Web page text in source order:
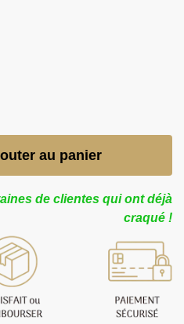
au panier
de clientes qui ont déjà
craqué !